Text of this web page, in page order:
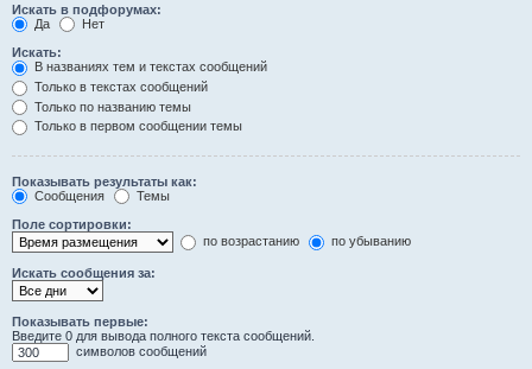
Искать в подфорумах:
Да
Нет
Искать:
В названиях тем и текстах сообщений
Только в текстах сообщений
Только по названию темы
Только в первом сообщении темы
Показывать результаты как:
Сообщения
Темы
Поле сортировки:
по возрастанию
по убыванию
Искать сообщения за:
Показывать первые:
Введите 0 для вывода полного текста сообщений.
символов сообщений